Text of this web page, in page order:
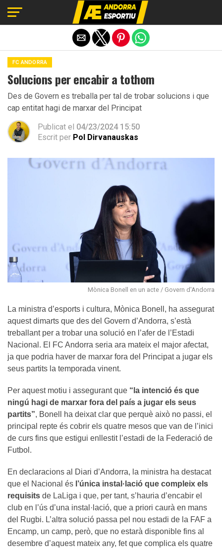
FC ANDORRA
Solucions per encabir a tothom
Des de Govern es treballa per tal de trobar solucions i que
cap entitat hagi de marxar del Principat
Publicat el 04/23/2024 15:50
Escrit per Pol Dirvanauskas
Mònica Bonell en un acte / Govern d'Andorra
La ministra d’esports i cultura, Mònica Bonell, ha assegurat
aquest dimarts que des del Govern d’Andorra, s’està
treballant per a trobar una solució en l’afer de l’Estadi
Nacional. El FC Andorra seria ara mateix el major afectat,
ja que podria haver de marxar fora del Principat a jugar els
seus partits la temporada vinent.
Per aquest motiu i assegurant que “la intenció és que
ningú hagi de marxar fora del país a jugar els seus
partits”, Bonell ha deixat clar que perquè això no passi, el
principal repte és cobrir els quatre mesos que van de l’inici
de curs fins que estigui enllestit l’estadi de la Federació de
Futbol.
En declaracions al Diari d’Andorra, la ministra ha destacat
que el Nacional és l’única instal·lació que compleix els
requisits de LaLiga i que, per tant, s’hauria d’encabir el
club en l’ús d’una instal·lació, que a priori caurà en mans
del Rugbi. L’altra solució passa pel nou estadi de la FAF a
Encamp, un camp, però, que no estarà disponible fins al
desembre d’aquest mateix any, fet que complica els quatre
Exit mobile version